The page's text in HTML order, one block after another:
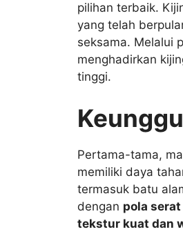
pilihan terbaik.
yang telah
seksama. Melalui
menghadirkan
tinggi.
Pertama-tama,
memiliki daya
termasuk batu
dengan pola
tekstur kuat dan